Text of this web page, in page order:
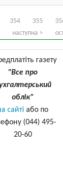
354 355
наступна >
газету
"Все про
облік"
сайті або по
(044) 495-
20-60